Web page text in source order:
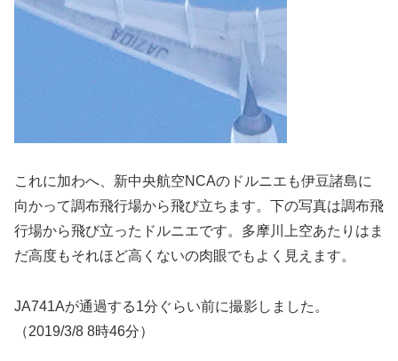
これに加わへ、新中央航空NCAのドルニエも伊豆諸島に
向かって調布飛行場から飛び立ちます。下の写真は調布飛
行場から飛び立ったドルニエです。多摩川上空あたりはま
だ高度もそれほど高くないの肉眼でもよく見えます。
JA741Aが通過する1分ぐらい前に撮影しました。
（2019/3/8 8時46分）